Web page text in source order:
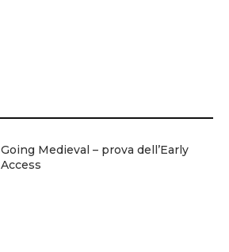
Going Medieval – prova dell’Early
Access